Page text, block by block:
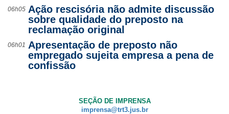
06h05 Ação rescisória não admite discussão
sobre qualidade do preposto na
reclamação original
06h01 Apresentação de preposto não
empregado sujeita empresa a pena de
confissão
SEÇÃO DE IMPRENSA
imprensa@trt3.jus.br